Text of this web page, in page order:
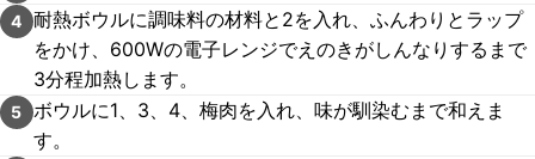
4 耐熱ボウルに調味料の材料と2を入れ、ふんわりとラップ
をかけ、600Wの電子レンジでえのきがしんなりするまで
3分程加熱します。
5 ボウルに1、3、4、梅肉を入れ、味が馴染むまで和えま
す。